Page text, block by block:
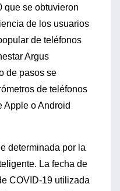
que se obtuvieron
de los usuarios
de teléfonos
Argus
de pasos se
de teléfonos
Apple o Android
determinada por la
La fecha de
COVID-19 utilizada